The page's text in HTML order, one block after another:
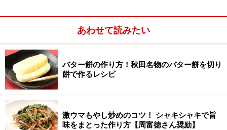
1.麩を1～1.5cm幅に切り、水に浸して戻して水気を絞
る。
あわせて読みたい
バター餅の作り方！秋田名物のバター餅を切り
餅で作るレシピ
激ウマもやし炒めのコツ！ シャキシャキで旨
味をまとった作り方【周富徳さん奨励】